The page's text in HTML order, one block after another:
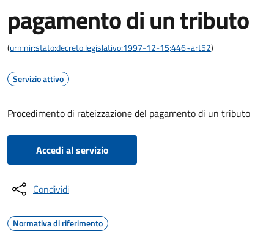
pagamento di un tributo
(urn:nir:stato:decreto.legislativo:1997-12-15;446~art52)
Servizio attivo
Procedimento di rateizzazione del pagamento di un tributo
Accedi al servizio
Condividi
Normativa di riferimento